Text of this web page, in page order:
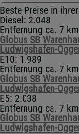
Beste Preise in
Diesel: 2.048
Entfernung ca. 7 km
Globus SB
Ludwigshafen-
E10: 1.989
Entfernung ca. 7 km
Globus SB
Ludwigshafen-
E5: 2.038
Entfernung ca. 7 km
Globus SB
Ludwigshafen-